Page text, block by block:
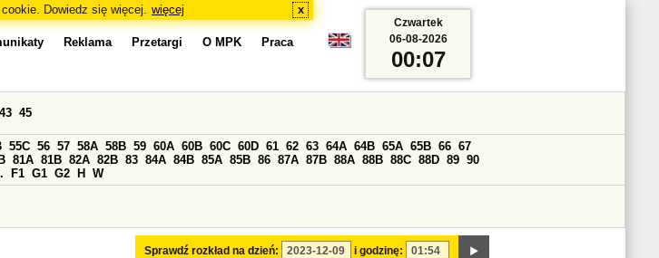
Dowiedz się więcej. więcej x
Reklama Przetargi O MPK Praca
Sprawdź rozkład na dzień: i godzinę:
43 45
55C 56 57 58A 58B 59 60A 60B 60C 60D 61 62 63 64A 64B 65A 65B 66 67
81A 81B 82A 82B 83 84A 84B 85A 85B 86 87A 87B 88A 88B 88C 88D 89 90
F1 G1 G2 H W
Czwartek
06-08-2026
00:07